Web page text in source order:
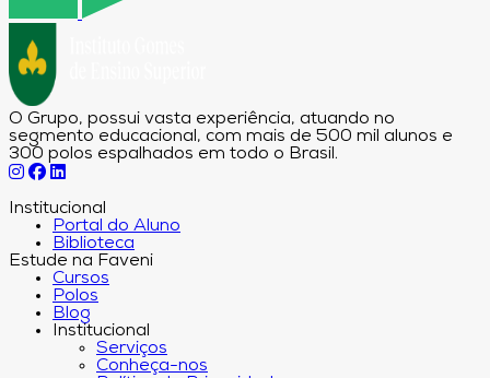
O Grupo, possui vasta experiência, atuando no
segmento educacional, com mais de 500 mil alunos e
300 polos espalhados em todo o Brasil.
Institucional
Portal do Aluno
Biblioteca
Estude na Faveni
Cursos
Polos
Blog
Institucional
Serviços
Conheça-nos